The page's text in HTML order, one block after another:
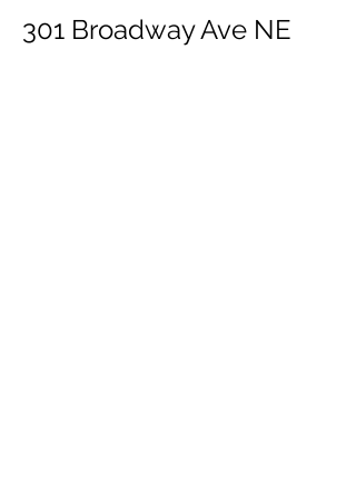
301 Broadway Ave NE